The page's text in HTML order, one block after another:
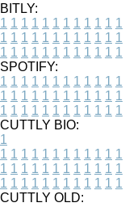
BITLY:
1 1 1 1 1 1 1 1 1 1 1 1
1 1 1 1 1 1 1 1 1 1 1 1
1 1 1 1 1 1 1 1 1 1 1 1
SPOTIFY:
1 1 1 1 1 1 1 1 1 1 1 1
1 1 1 1 1 1 1 1 1 1 1 1
1 1 1 1 1 1 1 1 1 1 1 1
CUTTLY BIO:
1
1 1 1 1 1 1 1 1 1 1 1 1
1 1 1 1 1 1 1 1 1 1 1 1
1 1 1 1 1 1 1 1 1 1 1 1
CUTTLY OLD: